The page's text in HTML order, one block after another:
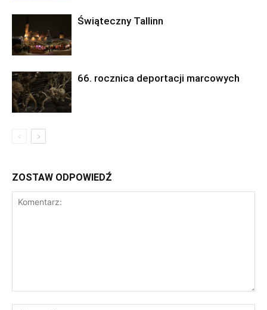
Świąteczny Tallinn
66. rocznica deportacji marcowych
ZOSTAW ODPOWIEDŹ